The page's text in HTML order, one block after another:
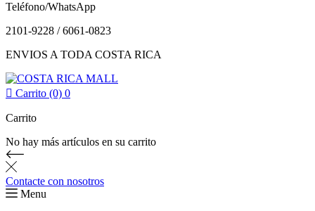
Teléfono/WhatsApp
2101-9228 / 6061-0823
ENVIOS A TODA COSTA RICA
 Carrito (0) 0
Carrito
No hay más artículos en su carrito
Contacte con nosotros
Menu